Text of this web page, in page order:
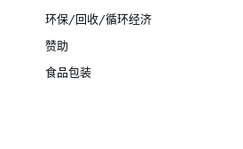
环保/回收/循环经济
赞助
食品包装